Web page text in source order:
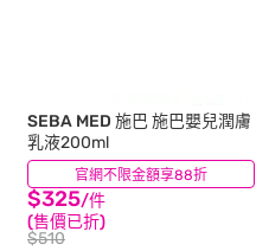
官網不限金額享88折
SEBA MED 施巴施巴嬰兒潤膚
乳液200ml
$325/件
(售價已折)
$510
(3)